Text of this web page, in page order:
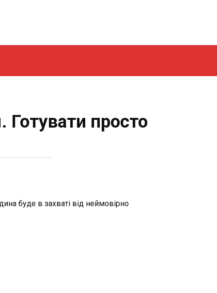
Готувати просто
буде в захваті від неймовірно